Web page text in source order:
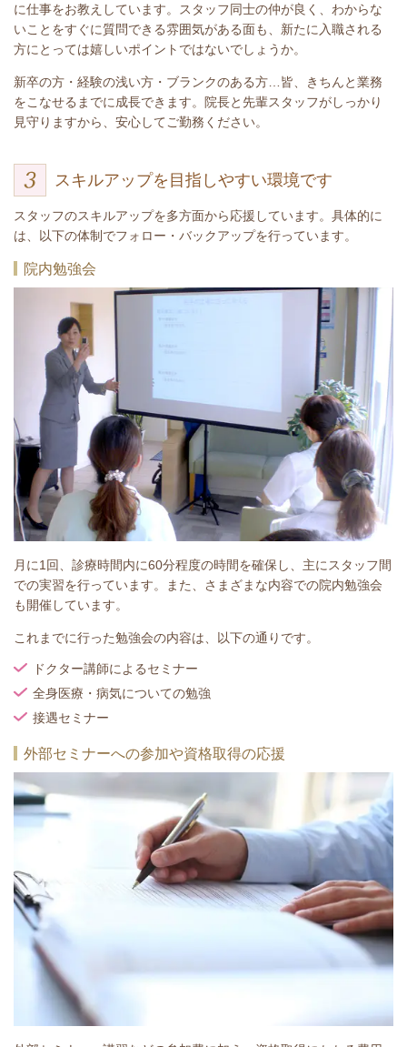
に仕事をお教えしています。スタッフ同士の仲が良く、わからな
いことをすぐに質問できる雰囲気がある面も、新たに入職される
方にとっては嬉しいポイントではないでしょうか。
新卒の方・経験の浅い方・ブランクのある方…皆、きちんと業務
をこなせるまでに成長できます。院長と先輩スタッフがしっかり
見守りますから、安心してご勤務ください。
スキルアップを目指しやすい環境です
スタッフのスキルアップを多方面から応援しています。具体的に
は、以下の体制でフォロー・バックアップを行っています。
院内勉強会
月に1回、診療時間内に60分程度の時間を確保し、主にスタッフ間
での実習を行っています。また、さまざまな内容での院内勉強会
も開催しています。
これまでに行った勉強会の内容は、以下の通りです。
ドクター講師によるセミナー
全身医療・病気についての勉強
接遇セミナー
外部セミナーへの参加や資格取得の応援